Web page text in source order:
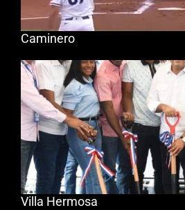
Caminero
Villa Hermosa